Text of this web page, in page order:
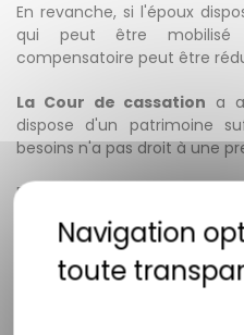
En revanche, si l'époux
qui peut être mobilisé
compensatoire peut être
La Cour de cassation a
dispose d'un patrimoine
besoins n'a pas droit à une
En conclusion, l'époux
important peut recevoir
mais cela dépendra des
selon que le patrimoine est